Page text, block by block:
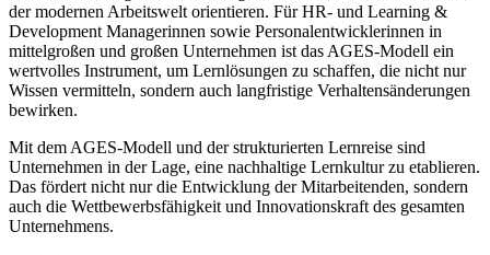
der modernen Arbeitswelt orientieren. Für HR- und Learning &
Development Managerinnen sowie Personalentwicklerinnen in
mittelgroßen und großen Unternehmen ist das AGES-Modell ein
wertvolles Instrument, um Lernlösungen zu schaffen, die nicht nur
Wissen vermitteln, sondern auch langfristige Verhaltensänderungen
bewirken.
Mit dem AGES-Modell und der strukturierten Lernreise sind
Unternehmen in der Lage, eine nachhaltige Lernkultur zu etablieren.
Das fördert nicht nur die Entwicklung der Mitarbeitenden, sondern
auch die Wettbewerbsfähigkeit und Innovationskraft des gesamten
Unternehmens.